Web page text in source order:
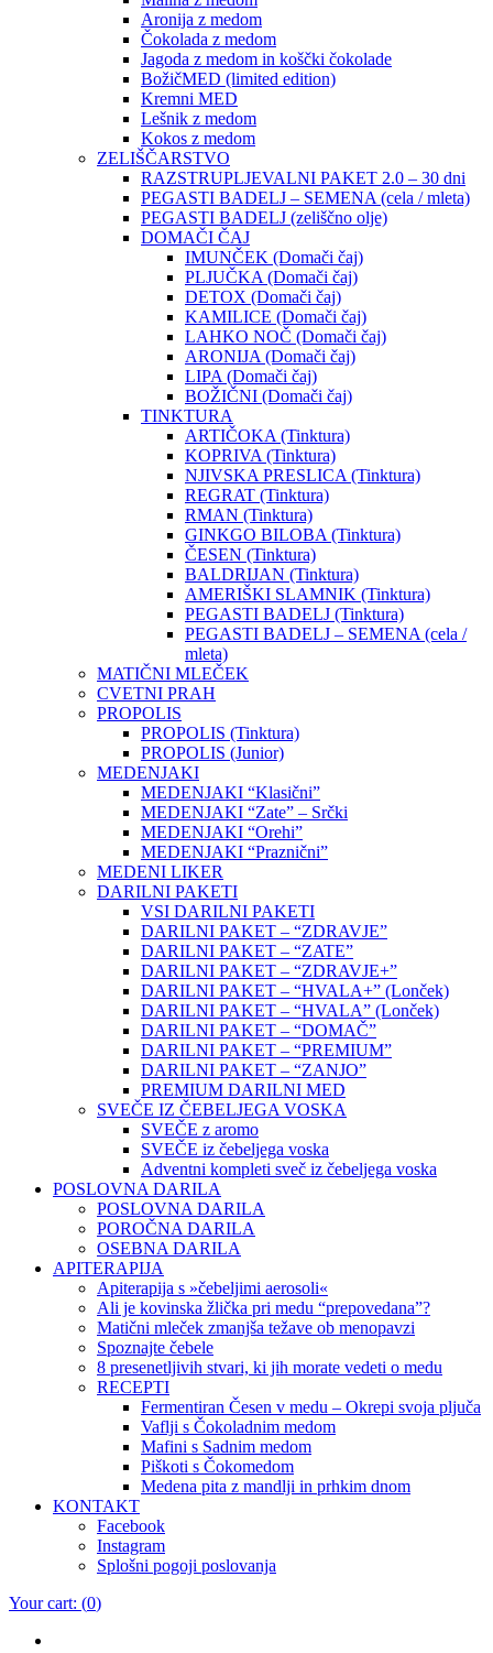
Aronija z medom
Čokolada z medom
Jagoda z medom in koščki čokolade
BožičMED (limited edition)
Kremni MED
Lešnik z medom
Kokos z medom
ZELIŠČARSTVO
RAZSTRUPLJEVALNI PAKET 2.0 – 30 dni
PEGASTI BADELJ – SEMENA (cela / mleta)
PEGASTI BADELJ (zeliščno olje)
DOMAČI ČAJ
IMUNČEK (Domači čaj)
PLJUČKA (Domači čaj)
DETOX (Domači čaj)
KAMILICE (Domači čaj)
LAHKO NOČ (Domači čaj)
ARONIJA (Domači čaj)
LIPA (Domači čaj)
BOŽIČNI (Domači čaj)
TINKTURA
ARTIČOKA (Tinktura)
KOPRIVA (Tinktura)
NJIVSKA PRESLICA (Tinktura)
REGRAT (Tinktura)
RMAN (Tinktura)
GINKGO BILOBA (Tinktura)
ČESEN (Tinktura)
BALDRIJAN (Tinktura)
AMERIŠKI SLAMNIK (Tinktura)
PEGASTI BADELJ (Tinktura)
PEGASTI BADELJ – SEMENA (cela /
mleta)
MATIČNI MLEČEK
CVETNI PRAH
PROPOLIS
PROPOLIS (Tinktura)
PROPOLIS (Junior)
MEDENJAKI
MEDENJAKI “Klasični”
MEDENJAKI “Zate” – Srčki
MEDENJAKI “Orehi”
MEDENJAKI “Praznični”
MEDENI LIKER
DARILNI PAKETI
VSI DARILNI PAKETI
DARILNI PAKET – “ZDRAVJE”
DARILNI PAKET – “ZATE”
DARILNI PAKET – “ZDRAVJE+”
DARILNI PAKET – “HVALA+” (Lonček)
DARILNI PAKET – “HVALA” (Lonček)
DARILNI PAKET – “DOMAČ”
DARILNI PAKET – “PREMIUM”
DARILNI PAKET – “ZANJO”
PREMIUM DARILNI MED
SVEČE IZ ČEBELJEGA VOSKA
SVEČE z aromo
SVEČE iz čebeljega voska
Adventni kompleti sveč iz čebeljega voska
POSLOVNA DARILA
POSLOVNA DARILA
POROČNA DARILA
OSEBNA DARILA
APITERAPIJA
Apiterapija s »čebeljimi aerosoli«
Ali je kovinska žlička pri medu “prepovedana”?
Matični mleček zmanjša težave ob menopavzi
Spoznajte čebele
8 presenetljivih stvari, ki jih morate vedeti o medu
RECEPTI
Fermentiran Česen v medu – Okrepi svoja pljuča
Vaflji s Čokoladnim medom
Mafini s Sadnim medom
Piškoti s Čokomedom
Medena pita z mandlji in prhkim dnom
KONTAKT
Facebook
Instagram
Splošni pogoji poslovanja
Your cart: (0)